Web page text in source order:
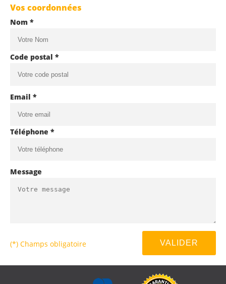
Vos coordonnées
Nom *
Code postal *
Email *
Téléphone *
Message
(*) Champs obligatoire